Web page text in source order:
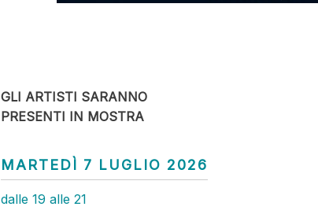
GLI ARTISTI SARANNO
PRESENTI IN MOSTRA
MARTEDÌ 7 LUGLIO 2026
dalle 19 alle 21